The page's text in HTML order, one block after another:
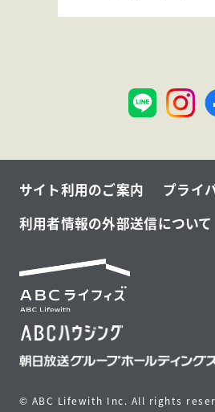
サイト利用のご案内
プライ
利用者情報の外部送信について
© ABC Lifewith Inc. All rights